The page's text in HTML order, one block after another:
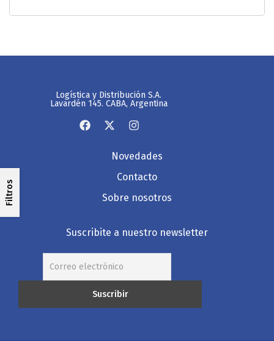
Filtros
Logística y Distribución S.A.
Lavardén 145. CABA, Argentina
Novedades
Contacto
Sobre nosotros
Suscribite a nuestro newsletter